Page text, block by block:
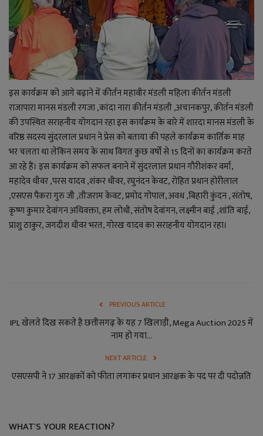
Gallery
इस कार्यक्रम को आगे बढ़ाने में कीर्तन महावीर मंडली महिला कीर्तन मंडली
राजापारा मानस मंडली रगजा ,कांदा नारा कीर्तन मंडली ,अचानकपुर, कीर्तन मंडली
की उपस्थित सराहनीय योगदान रहा इस कार्यक्रम के बारे में शारदा मानस मंडली के
वरिष्ठ सदस्य सुंदरलाल प्रधान ने प्रेस को बताया की पहले कार्यक्रम कार्तिक माह
भर चलता था लेकिन समय के साथ विगत कुछ वर्षों से 15 दिनों का कार्यक्रम करते
आ रहे हैं। इस कार्यक्रम को सफल बनाने में सुंदरलाल प्रधान गौरीशंकर वर्मा,
महादेव धीवर ,परस यादव ,शंकर धीवर, रघुनंदन केवट, रोहित प्रधान होरीलाल
,एसएस पैकरा गुरु जी ,तीजराम केवट, प्रमोद गोपाल, अवध ,बिहारी कुंदन , संतोष,
कृष्ण कुमार देवांगन अधिवक्ता, हम लोधी, संतोष देवांगन, लक्ष्मीन बाई ,शांति बाई,
प्राशु ठाकुर, जगदीश धीवर भरत, गोरख यादव का सराहनीय योगदान रहा।
PREVIOUS ARTICLE
IPL खेलते दिख सकते है छत्तीसगढ़ के यह 7 खिलाड़ी, Mega Auction 2025 में
नाम हो गया...
NEXT ARTICLE
एसएसपी ने 17 आरक्षकों को फीता लगाकर प्रधान आरक्षक के पद पर दी पदोन्नति
WHAT'S YOUR REACTION?